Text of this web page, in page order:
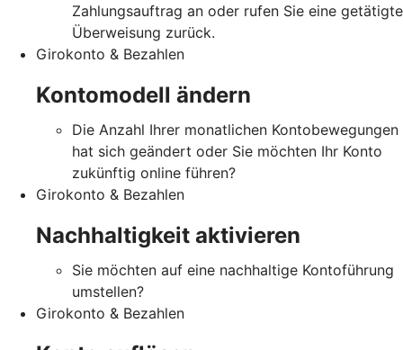
Zahlungsauftrag an oder rufen Sie eine getätigte
Überweisung zurück.
Girokonto & Bezahlen
Kontomodell ändern
Die Anzahl Ihrer monatlichen Kontobewegungen
hat sich geändert oder Sie möchten Ihr Konto
zukünftig online führen?
Girokonto & Bezahlen
Nachhaltigkeit aktivieren
Sie möchten auf eine nachhaltige Kontoführung
umstellen?
Girokonto & Bezahlen